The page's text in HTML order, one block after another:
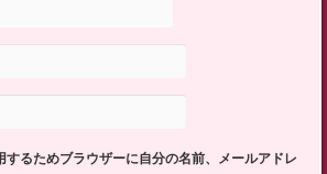
するためブラウザーに自分の名前、メールアドレ